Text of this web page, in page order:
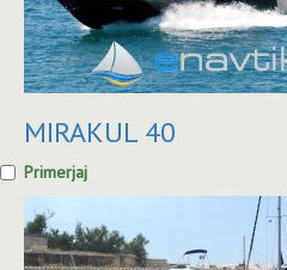
MIRAKUL 40
Primerjaj